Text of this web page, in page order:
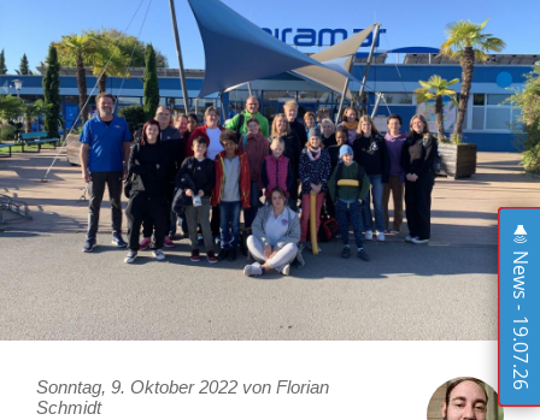
Sonntag, 9. Oktober 2022 von Florian
Schmidt
News - 19.07.26